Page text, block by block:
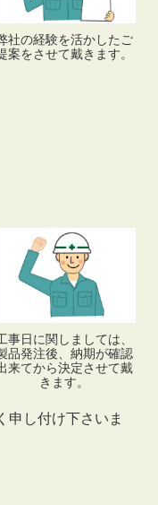
社の経験を活かしたご
案をさせて戴きます。
事日に関しましては、
品発注後、納期が確認
来てから決定させて戴
きます。
申し付け下さいま